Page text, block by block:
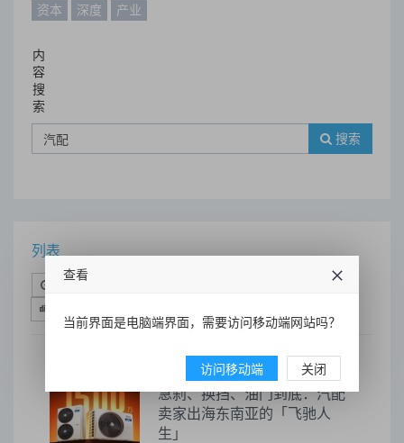
资本
深度 产业
内
容
搜
索
搜索
列表
时间排序
评分排序
急刹、换挡、油门到底：汽配
卖家出海东南亚的「飞驰人
生」
查看
当前界面是电脑端界面，需要访问移动端网站吗？
访问移动端 关闭